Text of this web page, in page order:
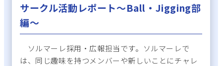
キ
ッ
プ
サークル活動レポート～Ball・Jigging部
編～
ソルマーレ採用・広報担当です。ソルマーレで
は、同じ趣味を持つメンバーや新しいことにチャレ